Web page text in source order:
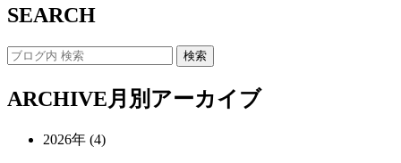
SEARCH
ARCHIVE月別アーカイブ
2026年 (4)